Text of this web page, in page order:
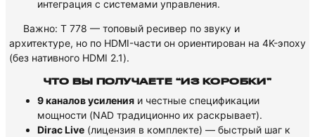
интеграция с системами управления.
Важно: T 778 — топовый ресивер по звуку и
архитектуре, но по HDMI-части он ориентирован на 4K-эпоху
(без нативного HDMI 2.1).
ЧТО ВЫ ПОЛУЧАЕТЕ “ИЗ КОРОБКИ”
9 каналов усиления и честные спецификации
мощности (NAD традиционно их раскрывает).
Dirac Live (лицензия в комплекте) — быстрый шаг к